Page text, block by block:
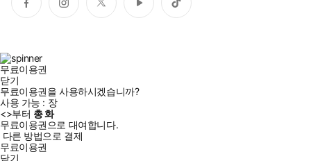
페
이
인
스
트
위
유
튜
틱
톡
무료이용권
닫기
무료이용권을 사용하시겠습니까?
사용 가능 : 장
<>부터 총화
무료이용권으로 대여합니다.
다른 방법으로 결제
무료이용권
닫기